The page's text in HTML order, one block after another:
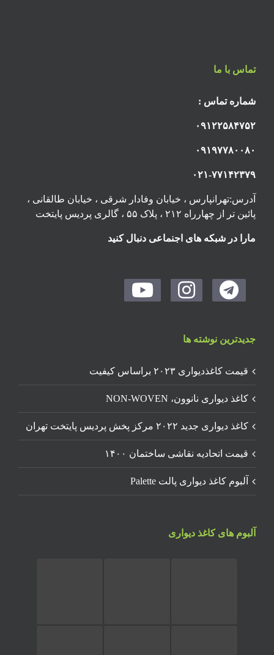
تماس با ما
شماره تماس :
۰۹۱۲۲۵۸۴۷۵۲
۰۹۱۹۷۷۸۰۰۸۰
۰۲۱-۷۷۱۴۲۳۷۹
آدرس:تهرانپارس ، خیابان وفادار شرقی ، خیابان طالقانی ،
پائین تر از چهارراه ۲۱۲ ، پلاک ۵۵ ، گالری پردیس پایتخت
مارا در شبکه های اجنماعی دنبال کنید
جدیدترین نوشته ها
قیمت کاغذدیواری ۲۰۲۳ براساس کیفیت
کاغذ دیواری نانوون، NON-WOVEN
کاغذ دیواری جدید ۲۰۲۲ مرکز پخش پردیس پایتخت تهران
قیمت اتحادیه نقاشی ساختمان ۱۴۰۰
آلبوم کاغذ دیواری پالت Palette
آلبوم های کاغذ دیواری